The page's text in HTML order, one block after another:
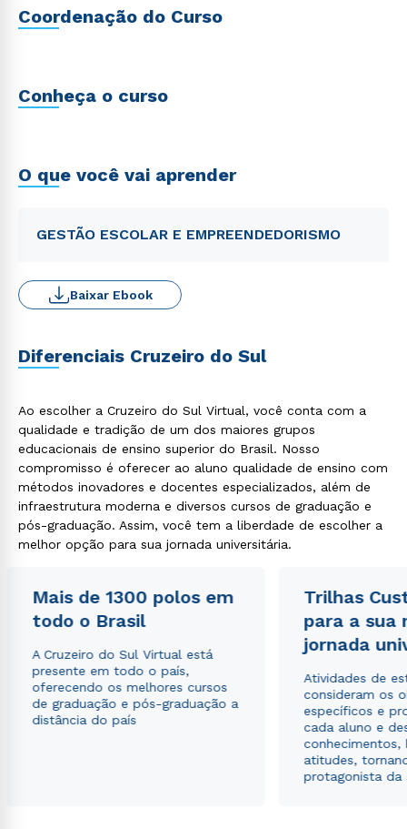
Coordenação do Curso
Conheça o curso
O que você vai aprender
GESTÃO ESCOLAR E EMPREENDEDORISMO
Baixar Ebook
Diferenciais Cruzeiro do Sul
Ao escolher a Cruzeiro do Sul Virtual, você conta com a
qualidade e tradição de um dos maiores grupos
educacionais de ensino superior do Brasil. Nosso
compromisso é oferecer ao aluno qualidade de ensino com
métodos inovadores e docentes especializados, além de
infraestrutura moderna e diversos cursos de graduação e
pós-graduação. Assim, você tem a liberdade de escolher a
melhor opção para sua jornada universitária.
Mais de 1300 polos em
todo o Brasil
A Cruzeiro do Sul Virtual está
presente em todo o país,
oferecendo os melhores cursos
de graduação e pós-graduação a
distância do país
Trilhas
para a sua
jornada
Atividades de
consideram os
específicos e
cada aluno e
conhecimentos,
atitudes,
protagonista da